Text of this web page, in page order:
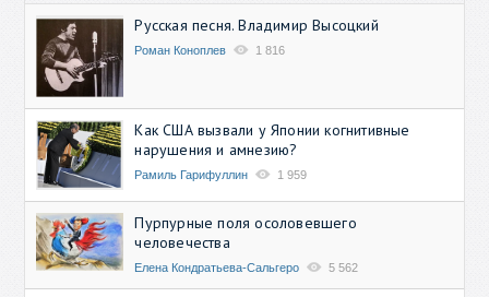
Русская песня. Владимир Высоцкий
Роман Коноплев 1 816
Как США вызвали у Японии когнитивные
нарушения и амнезию?
Рамиль Гарифуллин 1 959
Пурпурные поля осоловевшего
человечества
Елена Кондратьева-Сальгеро 5 562